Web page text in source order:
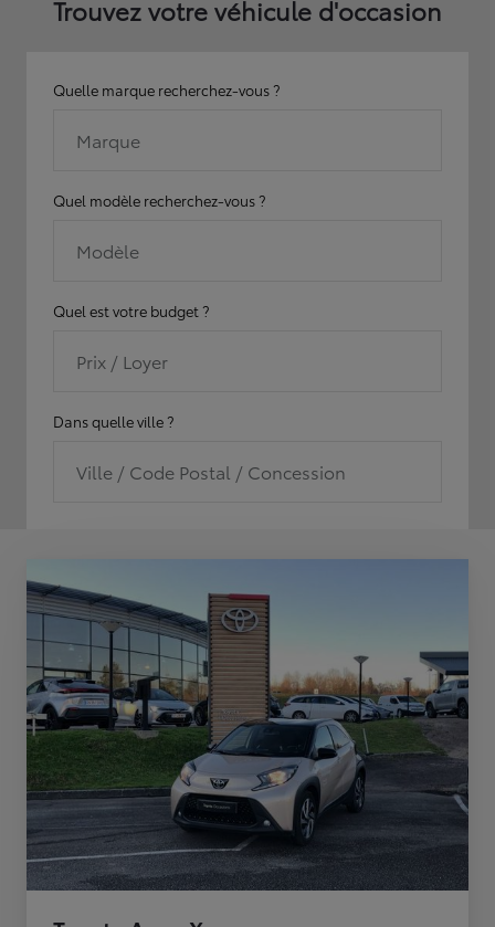
Trouvez votre véhicule d'occasion
Quelle marque recherchez-vous ?
Marque
Quel modèle recherchez-vous ?
Modèle
Quel est votre budget ?
Prix / Loyer
Dans quelle ville ?
Ville / Code Postal / Concession